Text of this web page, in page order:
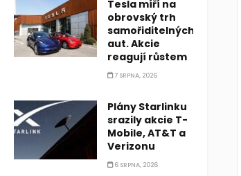
Tesla míří na
obrovský trh
samořiditelných
aut. Akcie
reagují růstem
7 SRPNA, 2026
Plány Starlinku
srazily akcie T-
Mobile, AT&T a
Verizonu
6 SRPNA, 2026